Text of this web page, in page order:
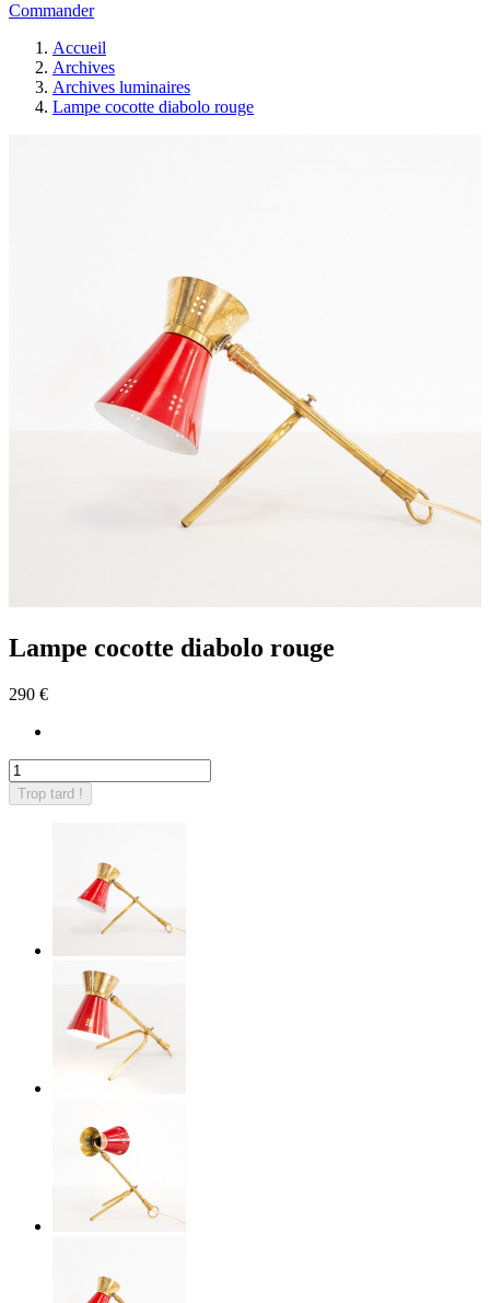
Commander
Accueil
Archives
Archives luminaires
Lampe cocotte diabolo rouge
Lampe cocotte diabolo rouge
290 €
Trop tard !